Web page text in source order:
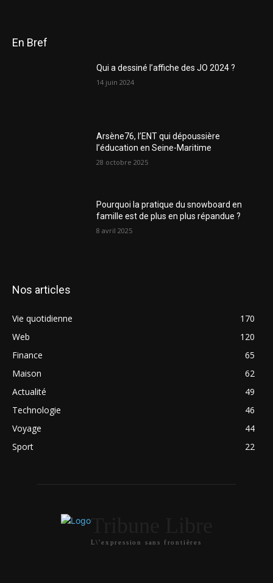
En Bref
Qui a dessiné l’affiche des JO 2024 ?
14 juin 2024
Arsène76, l’ENT qui dépoussière
l’éducation en Seine-Maritime
28 octobre 2025
Pourquoi la pratique du snowboard en
famille est de plus en plus répandue ?
8 avril 2025
Nos articles
Vie quotidienne
170
Web
120
Finance
65
Maison
62
Actualité
49
Technologie
46
Voyage
44
Sport
22
Tribune Libre
L\'expression sans frontières